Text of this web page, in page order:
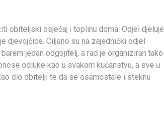
obiteljski osjećaj i toplinu doma. Odjel djeluje
djevojčice. Ciljano su na zajednički odjel
jedan odgojitelj, a rad je organiziran tako
odluke kao u svakom kućanstvu, a sve u
dio obitelji te da se osamostale i steknu